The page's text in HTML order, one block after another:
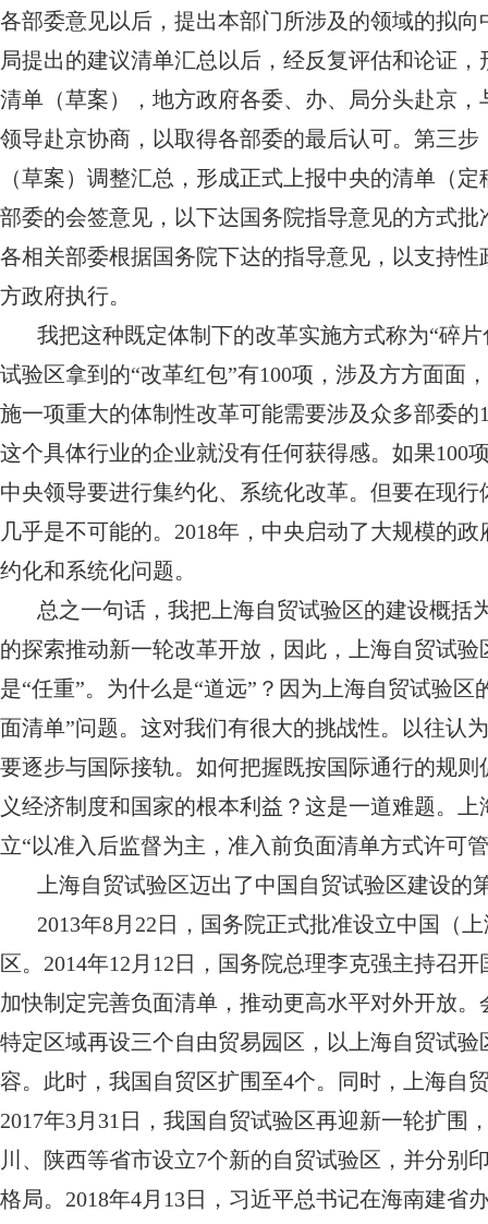
各部委意见以后，提出本部门所涉及的领域的拟
局提出的建议清单汇总以后，经反复评估和论证
清单（草案），地方政府各委、办、局分头赴京
领导赴京协商，以取得各部委的最后认可。第三
（草案）调整汇总，形成正式上报中央的清单（
部委的会签意见，以下达国务院指导意见的方式
各相关部委根据国务院下达的指导意见，以支持
方政府执行。
我把这种既定体制下的改革实施方式称为“碎
试验区拿到的“改革红包”有100项，涉及方方面面
施一项重大的体制性改革可能需要涉及众多部委
这个具体行业的企业就没有任何获得感。如果100
中央领导要进行集约化、系统化改革。但要在现
几乎是不可能的。2018年，中央启动了大规模的
约化和系统化问题。
总之一句话，我把上海自贸试验区的建设概括
的探索推动新一轮改革开放，因此，上海自贸试
是“任重”。为什么是“道远”？因为上海自贸试验
面清单”问题。这对我们有很大的挑战性。以往认
要逐步与国际接轨。如何把握既按国际通行的规
义经济制度和国家的根本利益？这是一道难题。
立“以准入后监督为主，准入前负面清单方式许可
上海自贸试验区迈出了中国自贸试验区建设
2013年8月22日，国务院正式批准设立中国（
区。2014年12月12日，国务院总理李克强主持召
加快制定完善负面清单，推动更高水平对外开放
特定区域再设三个自由贸易园区，以上海自贸试
容。此时，我国自贸区扩围至4个。同时，上海自
2017年3月31日，我国自贸试验区再迎新一轮扩
川、陕西等省市设立7个新的自贸试验区，并分别
格局。2018年4月13日，习近平总书记在海南建省